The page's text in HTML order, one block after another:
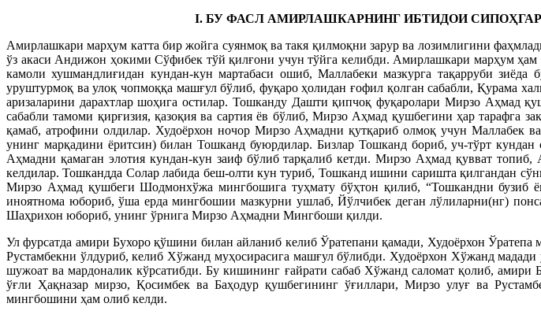
I. БУ ФАСЛ АМИРЛАШКАРНИНГ ИБТИДОИ
Амирлашкари марҳум катта бир жойга суянмоқ ва такя қилмоқни зарур ва лозимлигини
ўз акаси Андижон ҳокими Сўфибек тўй қилғони учун тўйга келибди. Амирлашкари марҳум ҳам
камоли хушмандлиғидан кундан-кун мартабаси ошиб, Маллабеки мазкурга тақарруби
уруштурмоқ ва улоқ чопмоққа машғул бўлиб, фуқаро ҳолидан ғофил қолган сабабли, Қурама
аризаларини дарахтлар шоҳига остилар. Тошканду Дашти қипчоқ фуқаролари Мирзо Аҳмад
сабабли тамоми қирғизия, қазоқия ва сартия ёв бўлиб, Мирзо Аҳмад қушбегини ҳар тарафга
қамаб, атрофини олдилар. Худоёрхон ночор Мирзо Аҳмадни қутқариб олмоқ учун
унинг марқадини ёритсин) билан Тошканд буюрдилар. Бизлар Тошканд бориб, уч-тўрт
Аҳмадни қамаган элотия кундан-кун заиф бўлиб тарқалиб кетди. Мирзо Аҳмад қувват
келдилар. Тошкандда Солар лабида беш-олти кун туриб, Тошканд ишини саришта қилгандан
Мирзо Аҳмад қушбеги Шодмонхўжа мингбошига туҳмату бўҳтон қилиб, “Тошкандни бузиб
иноятнома юбориб, ўша ерда мингбошии мазкурни ушлаб, Йўлчибек деган лўлиларни(нг)
Шаҳрихон юбориб, унинг ўрнига Мирзо Аҳмадни Мингбоши қилди.
Ул фурсатда амири Бухоро қўшини билан айланиб келиб Ўратепани қамади, Худоёрхон
Рустамбекни ўлдуриб, келиб Хўжанд муҳосирасига машғул бўлибди. Худоёрхон Хўжанд
шужоат ва мардоналик кўрсатибди. Бу кишининг ғайрати сабаб Хўжанд саломат қолиб,
ўғли Ҳақназар мирзо, Қосимбек ва Баҳодур қушбегининг ўғиллари, Мирзо улуғ ва
мингбошини ҳам олиб келди.